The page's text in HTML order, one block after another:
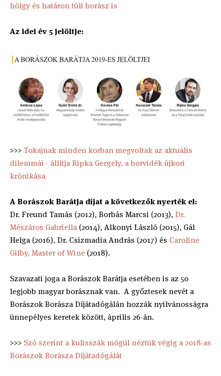
hölgy és határon túli borász is
Az idei év 5 jelöltje:
>>> Tokajnak minden korban megvoltak az aktuális
dilemmái - állítja Ripka Gergely, a borvidék újkori
krónikása
A Borászok Barátja díjat a következők nyerték el:
Dr. Freund Tamás (2012), Borbás Marcsi (2013),Dr.
Mészáros Gabriella (2014), Alkonyi László (2015), Gál
Helga (2016), Dr. Csizmadia András (2017) és Caroline
Gilby, Master of Wine (2018).
Szavazati joga a Borászok Barátja esetében is az 50
legjobb magyar borásznak van. A győztesek nevét a
Borászok Borásza Díjátadógálán hozzák nyilvánosságra
ünnepélyes keretek között, április 26-án.
>>> Szó szerint a kulisszák mögül néztük végig a 2018-as
Borászok Borásza Díjátadógálát